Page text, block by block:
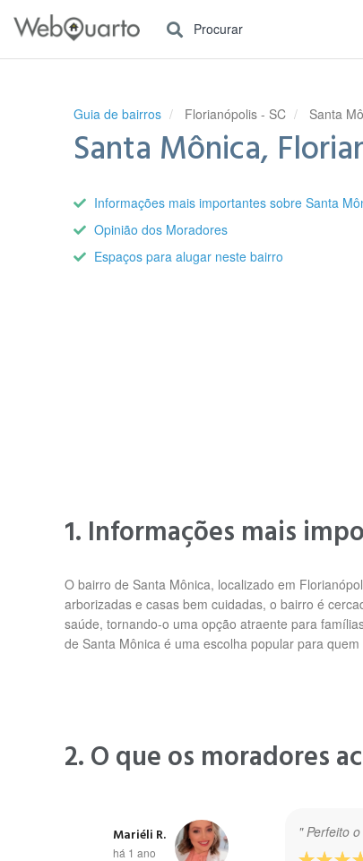
Procurar
Guia de bairros Florianópolis - SC Santa
Santa Mônica,
Informações mais importantes sobre Santa
Opinião dos Moradores
Espaços para alugar neste bairro
1. Informações mais
O bairro de Santa Mônica, localizado em
arborizadas e casas bem cuidadas, o bairro é
saúde, tornando-o uma opção atraente para
de Santa Mônica é uma escolha popular para
2. O que os moradores
" Perfeito
Mariéli R.
há 1 ano